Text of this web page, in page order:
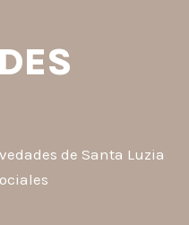
de Santa Luzia